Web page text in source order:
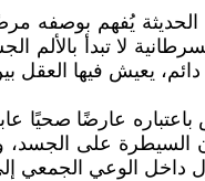
يُفهم بوصفه
لا تبدأ
يعيش فيها العقل
باعتباره عارضًا صحيًا
السيطرة على
داخل الوعي الجمعي